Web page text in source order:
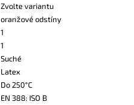
Zvolte variantu
oranžové odstíny
1
1
Suché
Latex
Do 250°C
EN 388: ISO B